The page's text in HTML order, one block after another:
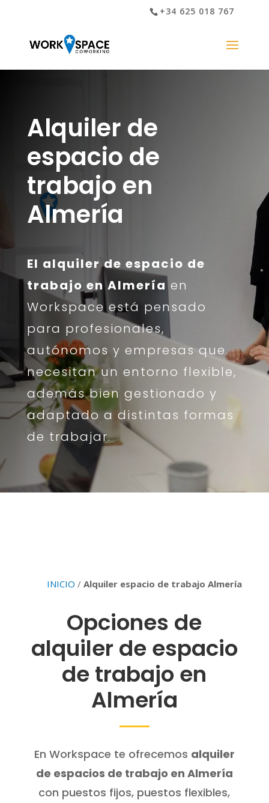
+34 625 018 767
Alquiler de
espacio de
trabajo en
Almería
El alquiler de espacio de
trabajo en Almeríaen
Workspace está pensado
para profesionales,
autónomos y empresas que
necesitan un entorno flexible,
además bien gestionado y
adaptado a distintas formas
de trabajar.
INICIO /Alquiler espacio de trabajo Almería
Opciones de
alquiler de espacio
de trabajo en
Almería
En Workspace te ofrecemos alquiler
de espacios de trabajo en Almería
con puestos fijos, puestos flexibles,